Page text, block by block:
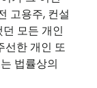
고용주, 컨설
모든 개인
선한 개인 또
법률상의